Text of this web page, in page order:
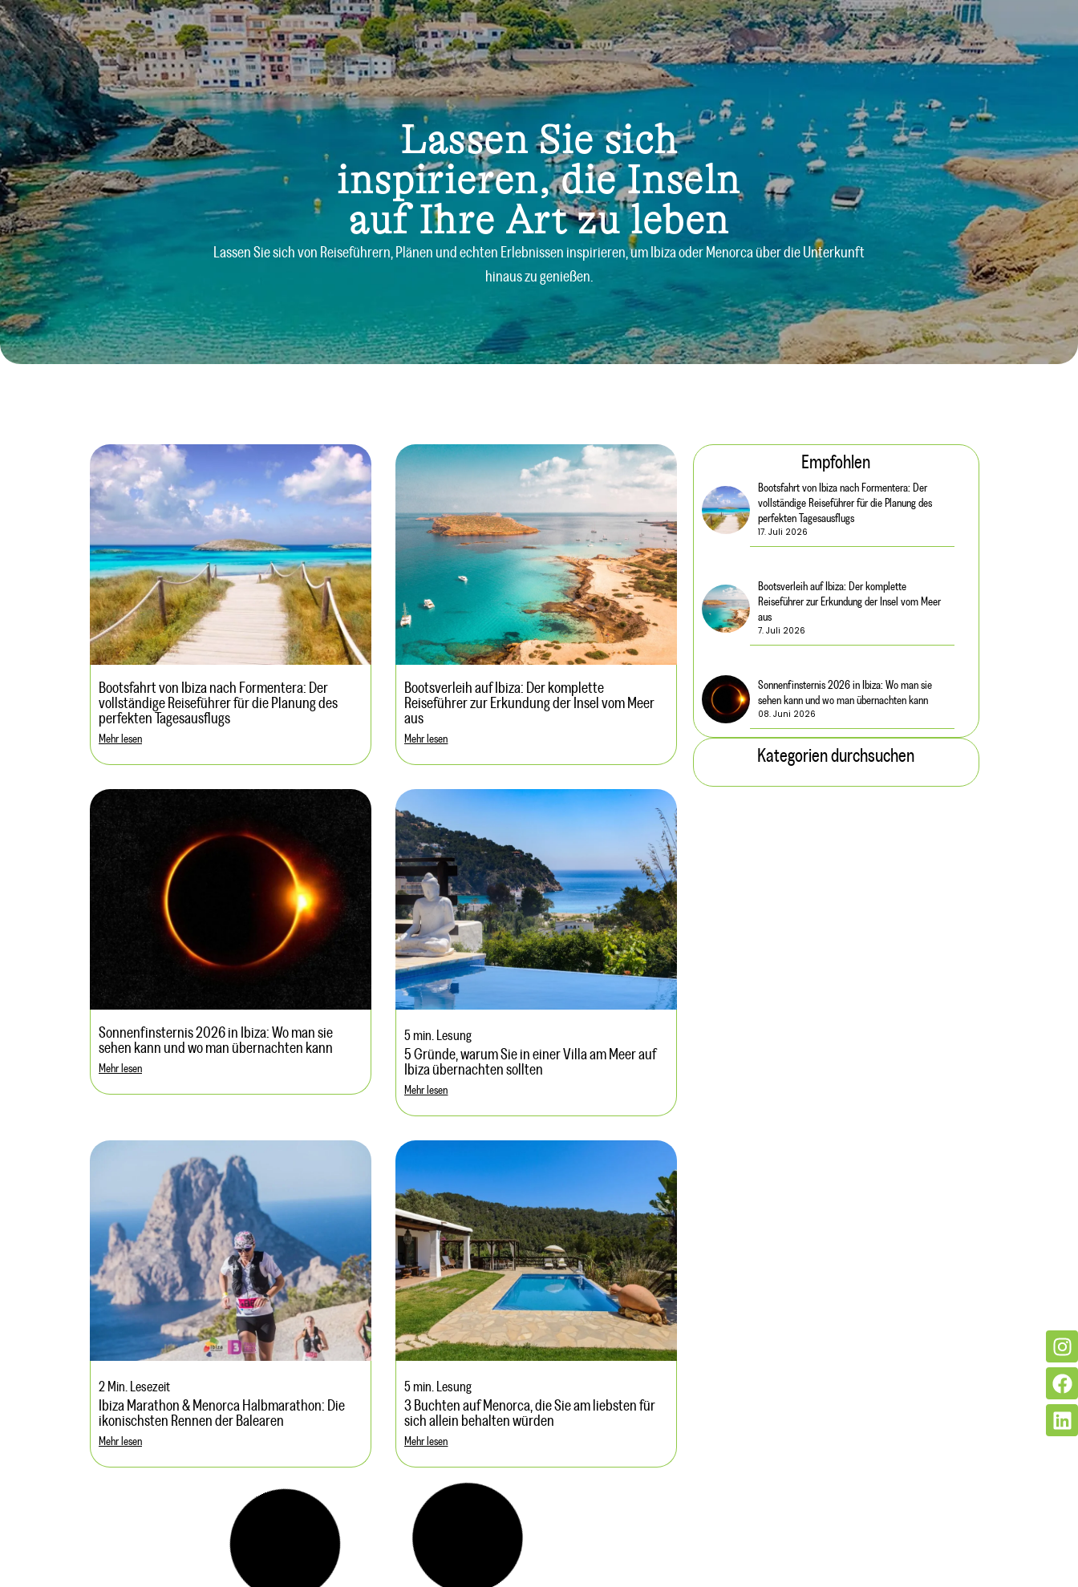
Startseite Villen Über uns Eigentümer Angebote Dienstleistungen Blog
Kontakt
Lassen Sie sich
inspirieren, die Inseln
auf Ihre Art zu leben
Lassen Sie sich von Reiseführern, Plänen und echten Erlebnissen inspirieren, um Ibiza oder Menorca über die Unterkunft
hinaus zu genießen.
Bootsfahrt von Ibiza nach Formentera: Der
vollständige Reiseführer für die Planung des
perfekten Tagesausflugs
Mehr lesen
Bootsverleih auf Ibiza: Der komplette
Reiseführer zur Erkundung der Insel vom Meer
aus
Mehr lesen
Sonnenfinsternis 2026 in Ibiza: Wo man sie
sehen kann und wo man übernachten kann
Mehr lesen
5 min. Lesung
5 Gründe, warum Sie in einer Villa am Meer auf
Ibiza übernachten sollten
Mehr lesen
2 Min. Lesezeit
Ibiza Marathon & Menorca Halbmarathon: Die
ikonischsten Rennen der Balearen
Mehr lesen
5 min. Lesung
3 Buchten auf Menorca, die Sie am liebsten für
sich allein behalten würden
Mehr lesen
Empfohlen
Bootsfahrt von Ibiza nach Formentera: Der
vollständige Reiseführer für die Planung des
perfekten Tagesausflugs
17. Juli 2026
Bootsverleih auf Ibiza: Der komplette
Reiseführer zur Erkundung der Insel vom Meer
aus
7. Juli 2026
Sonnenfinsternis 2026 in Ibiza: Wo man sie
sehen kann und wo man übernachten kann
08. Juni 2026
Kategorien durchsuchen